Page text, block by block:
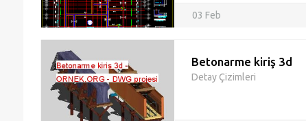
03 Feb
Betonarme kiriş 3d
Detay Çizimleri